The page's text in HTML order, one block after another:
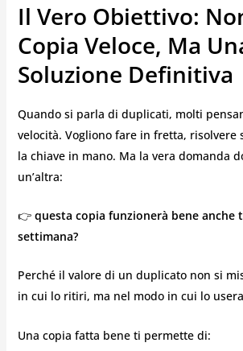
Il Vero Obiettivo:
Copia Veloce, Ma
Soluzione Definitiva
Quando si parla di duplicati, molti
velocità. Vogliono fare in fretta, risolvere
la chiave in mano. Ma la vera domanda
un’altra:
👉 questa copia funzionerà bene anche
settimana?
Perché il valore di un duplicato non si
in cui lo ritiri, ma nel modo in cui lo
Una copia fatta bene ti permette di: